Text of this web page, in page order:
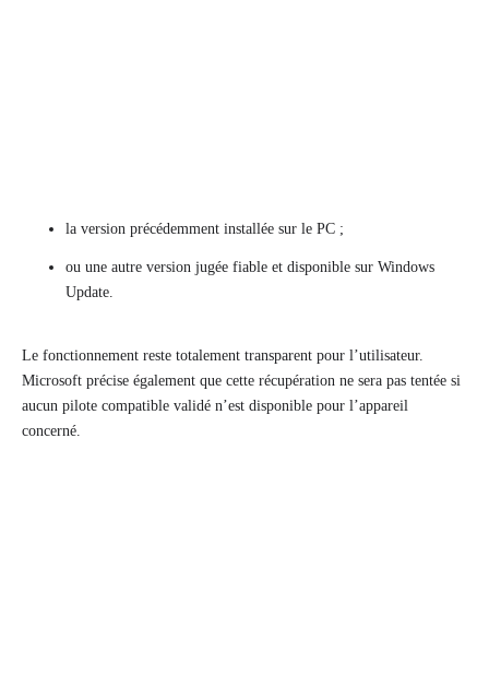
la version précédemment installée sur le PC ;
ou une autre version jugée fiable et disponible sur Windows
Update.
Le fonctionnement reste totalement transparent pour l’utilisateur.
Microsoft précise également que cette récupération ne sera pas tentée si
aucun pilote compatible validé n’est disponible pour l’appareil
concerné.